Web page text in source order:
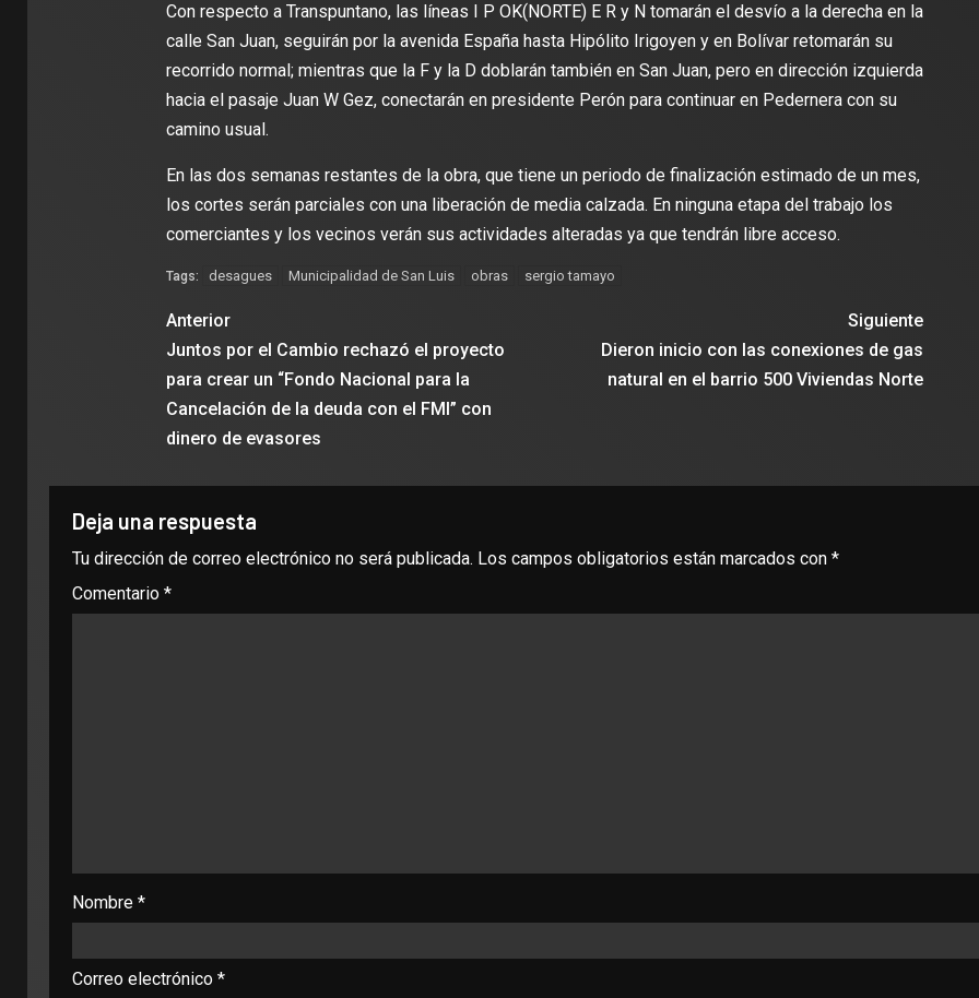
Con respecto a Transpuntano, las líneas I P OK(NORTE) E R y N tomarán el desvío a la derecha en la
calle San Juan, seguirán por la avenida España hasta Hipólito Irigoyen y en Bolívar retomarán su
recorrido normal; mientras que la F y la D doblarán también en San Juan, pero en dirección izquierda
hacia el pasaje Juan W Gez, conectarán en presidente Perón para continuar en Pedernera con su
camino usual.
En las dos semanas restantes de la obra, que tiene un periodo de finalización estimado de un mes,
los cortes serán parciales con una liberación de media calzada. En ninguna etapa del trabajo los
comerciantes y los vecinos verán sus actividades alteradas ya que tendrán libre acceso.
Tags: desagues Municipalidad de San Luis obras sergio tamayo
Anterior
Juntos por el Cambio rechazó el proyecto
para crear un “Fondo Nacional para la
Cancelación de la deuda con el FMI” con
dinero de evasores
Siguiente
Dieron inicio con las conexiones de gas
natural en el barrio 500 Viviendas Norte
Deja una respuesta
Tu dirección de correo electrónico no será publicada. Los campos obligatorios están marcados con *
Comentario *
Nombre *
Correo electrónico *